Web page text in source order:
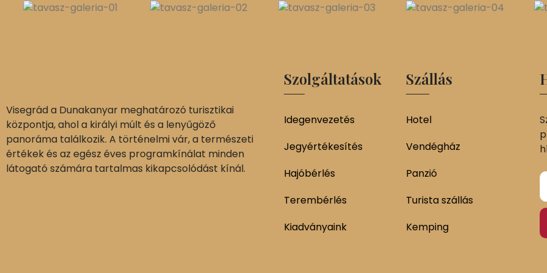
Visegrád a Dunakanyar meghatározó turisztikai
központja, ahol a királyi múlt és a lenyűgöző
panoráma találkozik. A történelmi vár, a természeti
értékek és az egész éves programkínálat minden
látogató számára tartalmas kikapcsolódást kínál.
Szolgáltatások
Idegenvezetés
Jegyértékesítés
Hajóbérlés
Terembérlés
Kiadványaink
Szállás
Hotel
Vendégház
Panzió
Turista szállás
Kemping